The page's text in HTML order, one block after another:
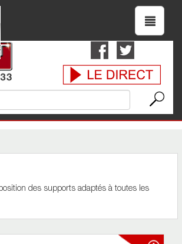
des supports adaptés à toutes les